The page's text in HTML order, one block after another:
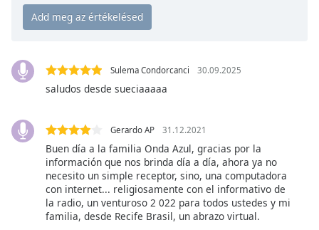
Chapters
Chapters
Descriptions
descriptions
selected
subtitles
settings,
opens
subtitles
Sulema Condorcanci 30.09.2025
saludos desde sueciaaaaa
Gerardo AP 31.12.2021
Buen día a la familia Onda Azul, gracias por la
información que nos brinda día a día, ahora ya no
necesito un simple receptor, sino, una computadora
con internet... religiosamente con el informativo de
la radio, un venturoso 2 022 para todos ustedes y mi
familia, desde Recife Brasil, un abrazo virtual.